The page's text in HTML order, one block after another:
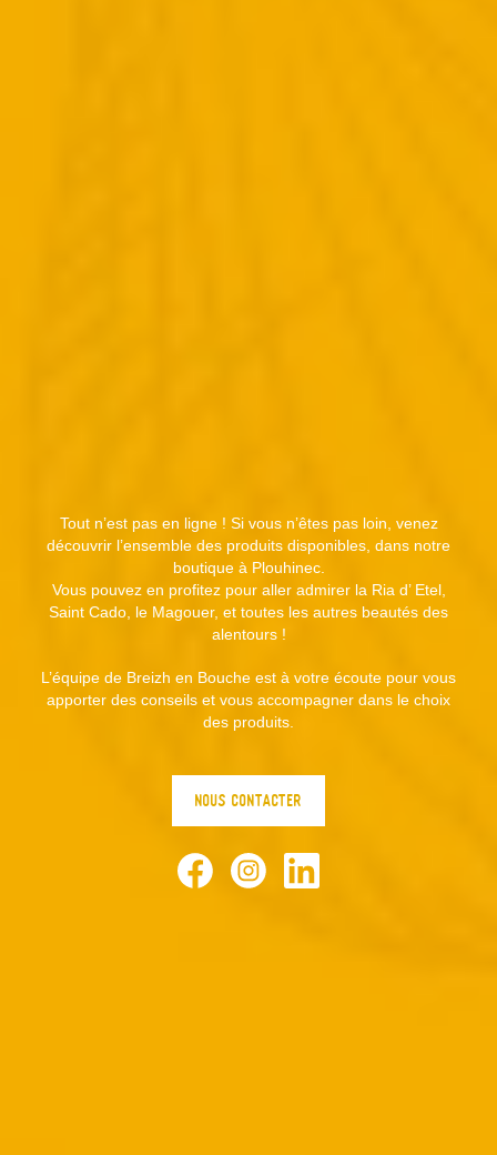
Tout n’est pas en ligne ! Si vous n’êtes pas loin, venez
découvrir l’ensemble des produits disponibles, dans notre
boutique à Plouhinec.
Vous pouvez en profitez pour aller admirer la Ria d’ Etel,
Saint Cado, le Magouer, et toutes les autres beautés des
alentours !
L’équipe de Breizh en Bouche est à votre écoute pour vous
apporter des conseils et vous accompagner dans le choix
des produits.
NOUS CONTACTER
FacebookInstagram